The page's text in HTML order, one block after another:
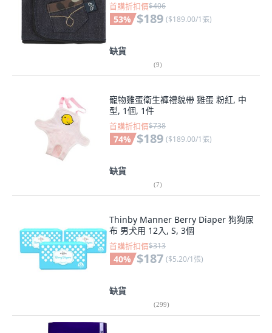
首購折扣價$406
53% $189 ($189.00/1張)
缺貨
(9)
寵物雞蛋衛生褲禮貌帶 雞蛋 粉紅, 中
型, 1個, 1件
首購折扣價$738
74% $189 ($189.00/1張)
缺貨
(7)
Thinby Manner Berry Diaper 狗狗尿
布 男犬用 12入, S, 3個
首購折扣價$313
40% $187 ($5.20/1張)
缺貨
(299)